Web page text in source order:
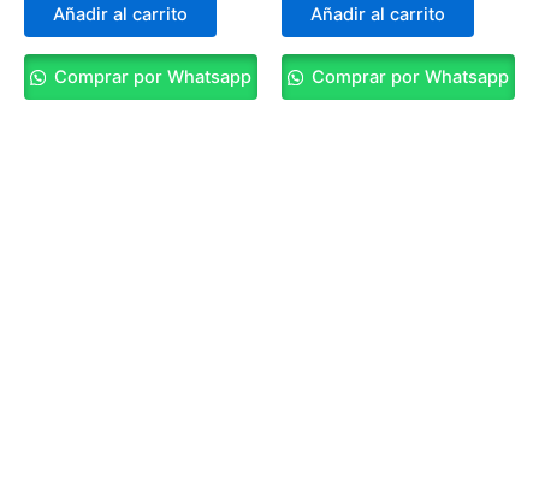
Añadir al carrito
Comprar por Whatsapp
Añadir al carrito
Comprar por Whatsapp